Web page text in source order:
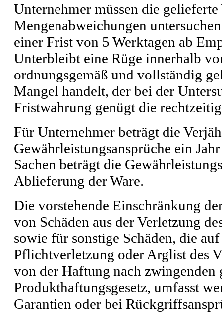
Unternehmer müssen die
Mengenabweichungen
einer Frist von 5 Werktagen ab
Unterbleibt eine Rüge innerhalb
ordnungsgemäß und vollständig
Mangel handelt, der bei der
Fristwahrung genügt die
Für Unternehmer beträgt die
Gewährleistungsansprüche ein
Sachen beträgt die
Ablieferung der Ware.
Die vorstehende Einschränkung
von Schäden aus der Verletzung
sowie für sonstige Schäden, die
Pflichtverletzung oder Arglist des
von der Haftung nach
Produkthaftungsgesetz, umfasst
Garantien oder bei